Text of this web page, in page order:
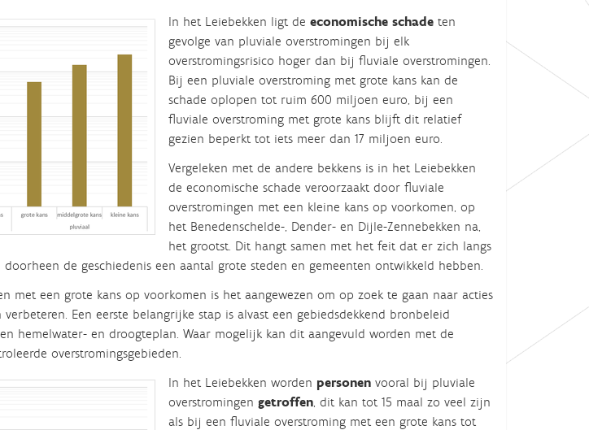
In het Leiebekken ligt de economische schadeten
gevolge van pluviale overstromingen bij elk
overstromingsrisico hoger dan bij fluviale overstromingen.
Bij een pluviale overstroming met grote kans kan de
schade oplopen tot ruim 600 miljoen euro, bij een
fluviale overstroming met grote kans blijft dit relatief
gezien beperkt tot iets meer dan 17 miljoen euro.
Vergeleken met de andere bekkens is in het Leiebekken
de economische schade veroorzaakt door fluviale
overstromingen met een kleine kans op voorkomen, op
het Benedenschelde-, Dender- en Dijle-Zennebekken na,
het grootst. Dit hangt samen met het feit dat er zich langs
doorheen de geschiedenis een aantal grote steden en gemeenten ontwikkeld hebben.
met een grote kans op voorkomen is het aangewezen om op zoek te gaan naar acties
Een eerste belangrijke stap is alvast een gebiedsdekkend bronbeleid
hemelwater- en droogteplan. Waar mogelijk kan dit aangevuld worden met de
overstromingsgebieden.
In het Leiebekken worden personen vooral bij pluviale
overstromingen getroffen, dit kan tot 15 maal zo veel zijn
als bij een fluviale overstroming met een grote kans tot